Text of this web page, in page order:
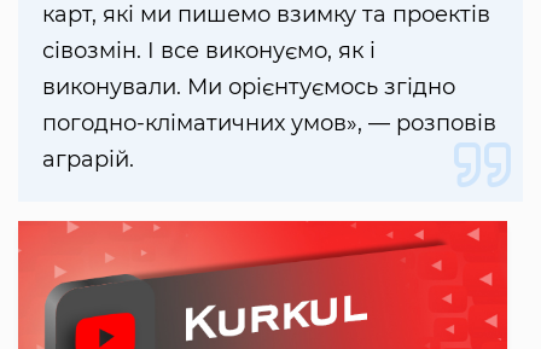
карт, які ми пишемо взимку та проектів
сівозмін. І все виконуємо, як і
виконували. Ми орієнтуємось згідно
погодно-кліматичних умов», — розповів
аграрій.